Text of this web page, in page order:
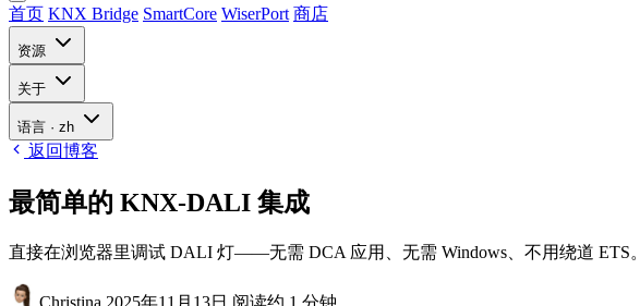
首页 KNX Bridge SmartCore WiserPort 商店
资源
关于
语言 · zh
返回博客
最简单的 KNX-DALI 集成
直接在浏览器里调试 DALI 灯——无需 DCA 应用、无需 Windows、不用绕道 ETS。
Christina 2025年11月13日 阅读约 1 分钟